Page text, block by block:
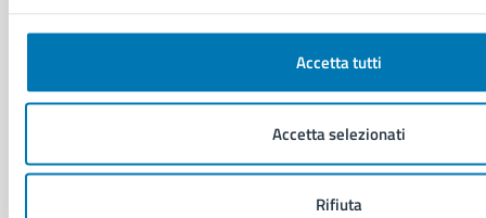
Accetta tutti
Accetta selezionati
Rifiuta
P. IVA: 01207650639
LEI: 8156007FF4DEB97ABA09
Servizio Protocollo, URP e Albo Pretorio
PEC:urp@pec.comune.napoli.it